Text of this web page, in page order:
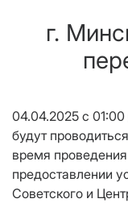
г.
04.04.2025 с
будут
время
предоставлении
Советского и